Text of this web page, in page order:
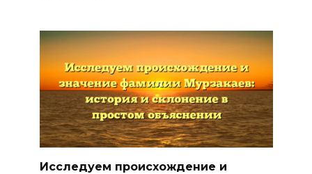
Исследуем происхождение и